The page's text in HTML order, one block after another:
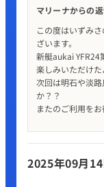
マリーナからの
この度はいずみ
ざいます。
新艇aukai YFR24
楽しみいただけ
次回は明石や淡
か？？
またのご利用を
2025年09月